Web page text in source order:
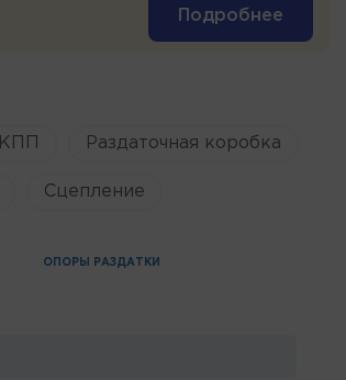
Подробнее
КПП Раздаточная коробка
Сцепление
ОПОРЫ РАЗДАТКИ